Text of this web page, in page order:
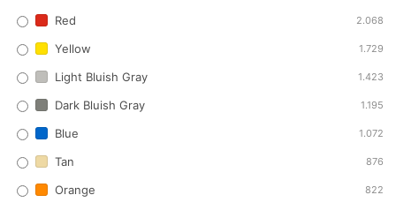
Red 2.068
Yellow 1.729
Light Bluish Gray 1.423
Dark Bluish Gray 1.195
Blue 1.072
Tan 876
Orange 822